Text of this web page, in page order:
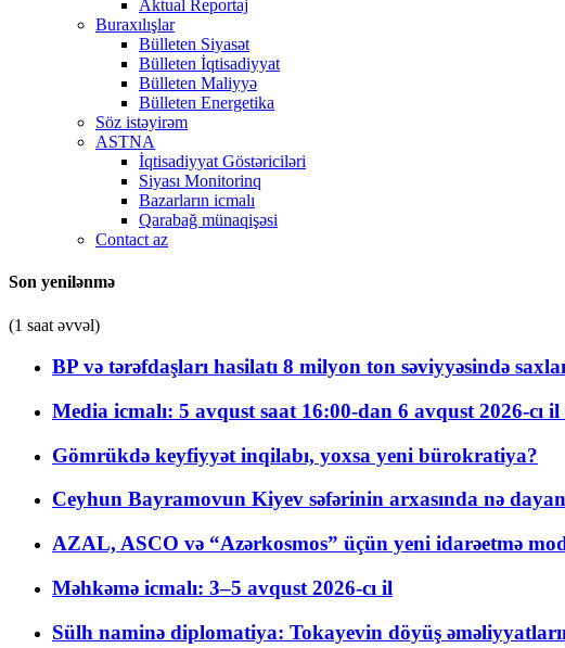
Aktual Reportaj
Buraxılışlar
Bülleten Siyasət
Bülleten İqtisadiyyat
Bülleten Maliyyə
Bülleten Energetika
Söz istəyirəm
ASTNA
İqtisadiyyat Göstəriciləri
Siyası Monitorinq
Bazarların icmalı
Qarabağ münaqişəsi
Contact az
Son yenilənmə
(1 saat əvvəl)
BP və tərəfdaşları hasilatı 8 milyon ton səviyyəsində
Media icmalı: 5 avqust saat 16:00-dan 6 avqust 2026-cı
Gömrükdə keyfiyyət inqilabı, yoxsa yeni bürokratiya?
Ceyhun Bayramovun Kiyev səfərinin arxasında nə
AZAL, ASCO və “Azərkosmos” üçün yeni idarəetmə
Məhkəmə icmalı: 3–5 avqust 2026-cı il
Sülh naminə diplomatiya: Tokayevin döyüş